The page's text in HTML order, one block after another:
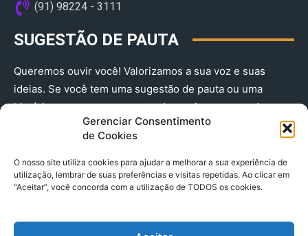
Gerenciar Consentimento
de Cookies
O nosso site utiliza cookies para ajudar a melhorar a sua experiência de
utilização, lembrar de suas preferências e visitas repetidas. Ao clicar em
“Aceitar”, você concorda com a utilização de TODOS os cookies.
(91) 98224 - 3111
SUGESTÃO DE PAUTA
Queremos ouvir você! Valorizamos a sua voz e suas
ideias. Se você tem uma sugestão de pauta ou uma
história que merece ser contada, envie-nos agora!
(91) 98224 - 3111